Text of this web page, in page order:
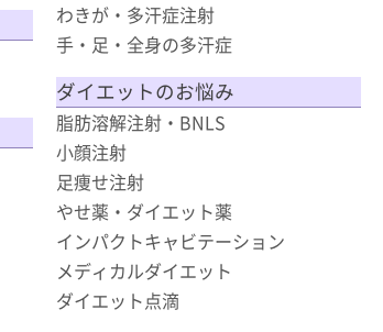
わきが・多汗症注射
手・足・全身の多汗症
ダイエットのお悩み
脂肪溶解注射・BNLS
小顔注射
足痩せ注射
やせ薬・ダイエット薬
インパクトキャビテーション
メディカルダイエット
ダイエット点滴